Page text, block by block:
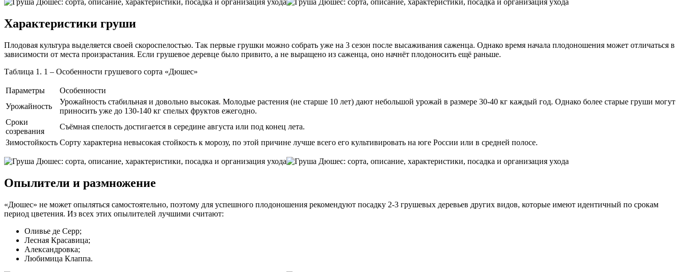
Характеристики груши
Плодовая культура выделяется своей скороспелостью. Так первые грушки можно собрать уже на 3 сезон после высаживания саженца. Однако время начала плодоношения может отличаться в
зависимости от места произрастания. Если грушевое деревце было привито, а не выращено из саженца, оно начнёт плодоносить ещё раньше.
Таблица 1. 1 – Особенности грушевого сорта «Дюшес»
Параметры
Особенности
Урожайность
Урожайность стабильная и довольно высокая. Молодые растения (не старше 10 лет) дают небольшой урожай в размере 30-40 кг каждый год. Однако более старые груши могут
приносить уже до 130-140 кг спелых фруктов ежегодно.
Сроки
созревания
Съёмная спелость достигается в середине августа или под конец лета.
Зимостойкость Сорту характерна невысокая стойкость к морозу, по этой причине лучше всего его культивировать на юге России или в средней полосе.
Опылители и размножение
«Дюшес» не может опыляться самостоятельно, поэтому для успешного плодоношения рекомендуют посадку 2-3 грушевых деревьев других видов, которые имеют идентичный по срокам
период цветения. Из всех этих опылителей лучшими считают:
Оливье де Серр;
Лесная Красавица;
Александровка;
Любимица Клаппа.